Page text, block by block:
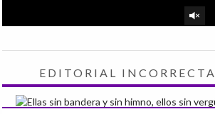
EDITORIAL INCORRECTA